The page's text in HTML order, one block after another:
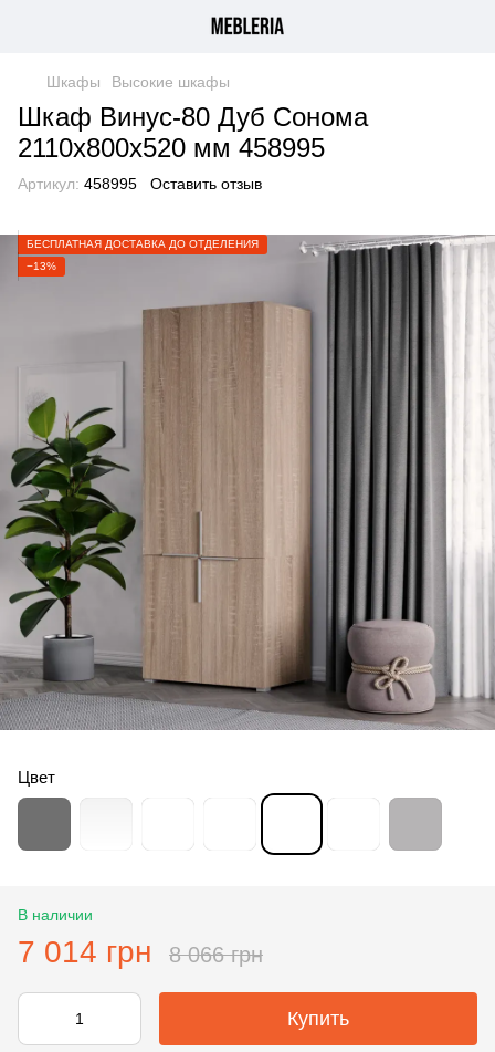
Шкафы Высокие шкафы
Шкаф Винус-80 Дуб Сонома
2110х800х520 мм 458995
Артикул: 458995 Оставить отзыв
БЕСПЛАТНАЯ ДОСТАВКА ДО ОТДЕЛЕНИЯ
−13%
Цвет
В наличии
7 014 грн 8 066 грн
Купить